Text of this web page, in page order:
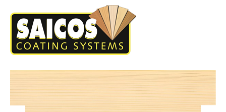
Bildergalerie überspringen